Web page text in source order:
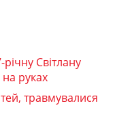
Світлану
руках
травмувалися